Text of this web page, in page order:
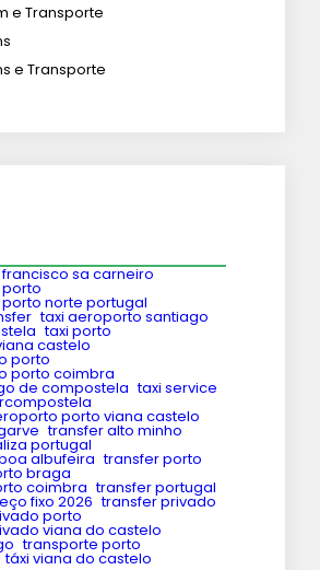
e Transporte
e Transporte
sa carneiro
norte portugal
taxi aeroporto santiago
taxi porto
castelo
porto
porto coimbra
de compostela taxi service
porto viana castelo
transfer alto minho
portugal
albufeira transfer porto
braga
coimbra transfer portugal
fixo 2026 transfer privado
porto
viana do castelo
transporte porto
táxi viana do castelo